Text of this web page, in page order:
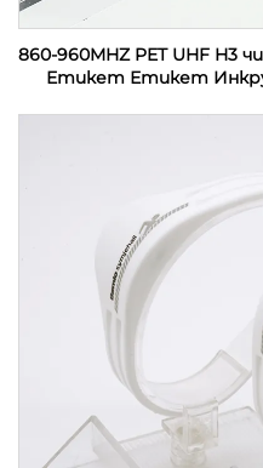
860-960MHZ PET UHF H3
Етикет Етикет